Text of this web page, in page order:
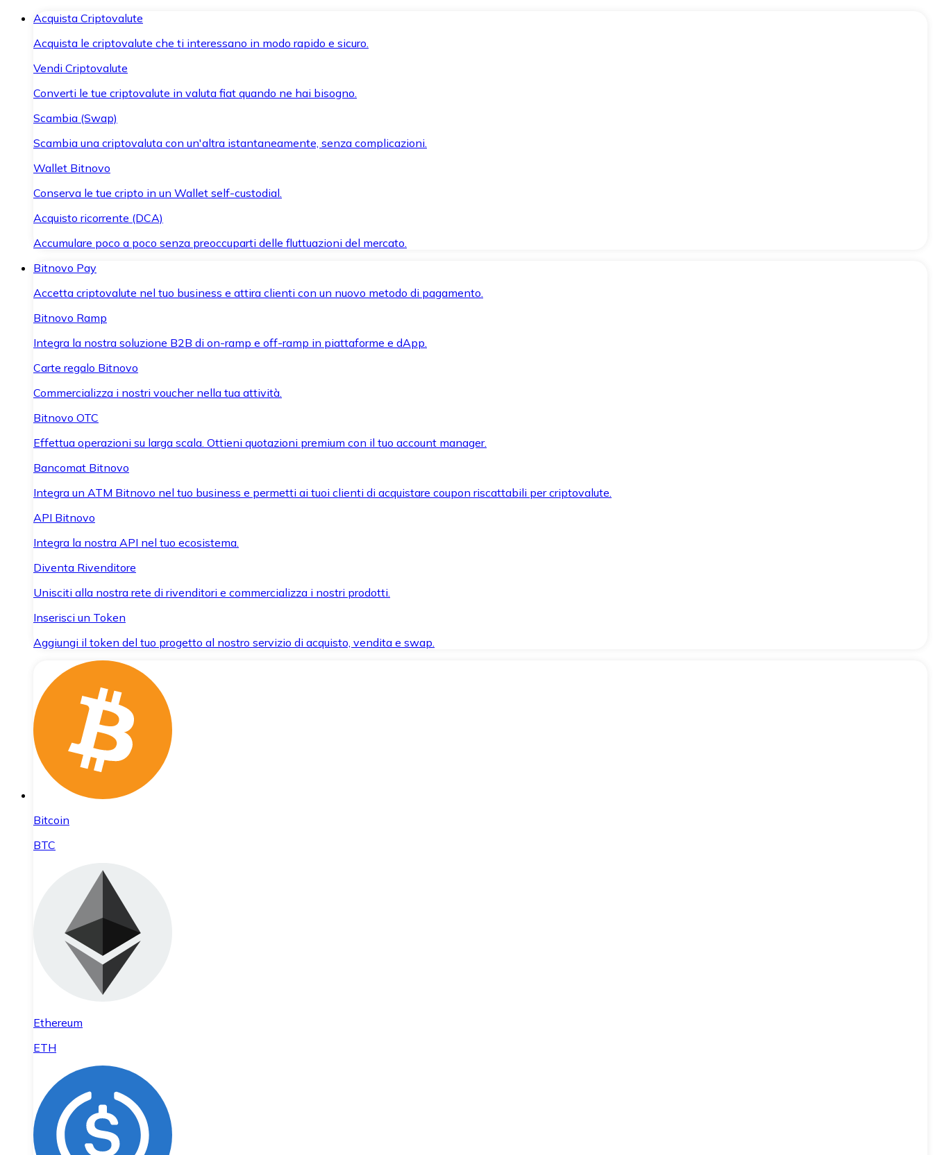
Acquista Criptovalute
Acquista le criptovalute che ti interessano in modo rapido e sicuro.
Vendi Criptovalute
Converti le tue criptovalute in valuta fiat quando ne hai bisogno.
Scambia (Swap)
Scambia una criptovaluta con un'altra istantaneamente, senza complicazioni.
Wallet Bitnovo
Conserva le tue cripto in un Wallet self-custodial.
Acquisto ricorrente (DCA)
Accumulare poco a poco senza preoccuparti delle fluttuazioni del mercato.
Bitnovo Pay
Accetta criptovalute nel tuo business e attira clienti con un nuovo metodo di pagamento.
Bitnovo Ramp
Integra la nostra soluzione B2B di on-ramp e off-ramp in piattaforme e dApp.
Carte regalo Bitnovo
Commercializza i nostri voucher nella tua attività.
Bitnovo OTC
Effettua operazioni su larga scala. Ottieni quotazioni premium con il tuo account manager.
Bancomat Bitnovo
Integra un ATM Bitnovo nel tuo business e permetti ai tuoi clienti di acquistare coupon riscattabili per criptovalute.
API Bitnovo
Integra la nostra API nel tuo ecosistema.
Diventa Rivenditore
Unisciti alla nostra rete di rivenditori e commercializza i nostri prodotti.
Inserisci un Token
Aggiungi il token del tuo progetto al nostro servizio di acquisto, vendita e swap.
Bitcoin
BTC
Ethereum
ETH